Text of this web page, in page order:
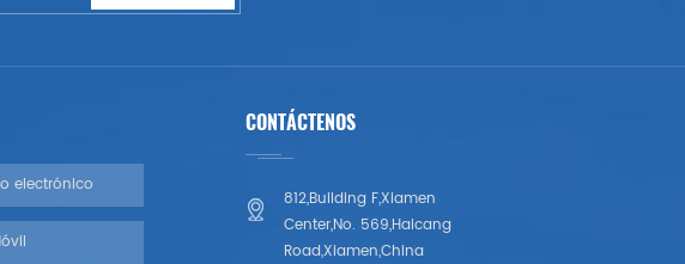
CONTÁCTENOS
812,Building F,Xiamen
Center,No. 569,Haicang
Road,Xiamen,China